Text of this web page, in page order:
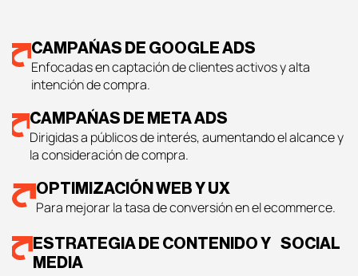
CAMPAÑAS DE GOOGLE ADS
Enfocadas en captación de clientes activos y alta
intención de compra.
CAMPAÑAS DE META ADS
Dirigidas a públicos de interés, aumentando el alcance y
la consideración de compra.
OPTIMIZACIÓN WEB Y UX
Para mejorar la tasa de conversión en el ecommerce.
ESTRATEGIA DE CONTENIDO Y SOCIAL
MEDIA